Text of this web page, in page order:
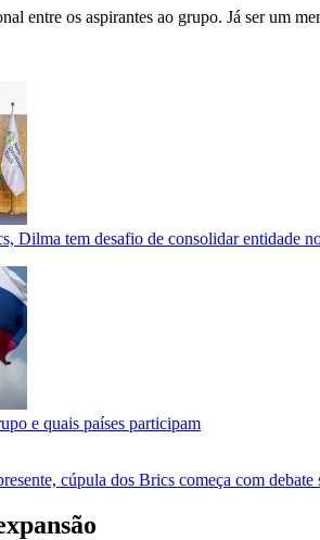
entre os aspirantes ao grupo. Já ser um
Dilma tem desafio de consolidar entidade
e quais países participam
cúpula dos Brics começa com debate